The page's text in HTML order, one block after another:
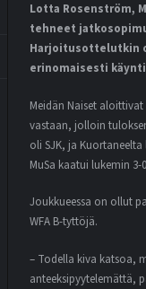
Lotta Rosenström,
tehneet
Harjoitusottelutkin
erinomaisesti
Meidän Naiset
vastaan, jolloin
oli SJK, ja
MuSa kaatui lukemin 3-
Joukkueessa on ollut
WFA B-tyttöjä.
– Todella kiva katsoa,
anteeksipyytelemättä,